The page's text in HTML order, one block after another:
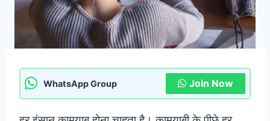
WhatsApp Group Join Now